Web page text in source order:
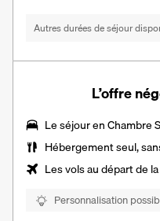
Autres durées de séjour
L’offre
Le séjour en Chambre
Hébergement seul,
Les vols au départ de
Personnalisation